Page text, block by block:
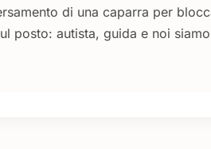
di una caparra per
posto: autista, guida e noi